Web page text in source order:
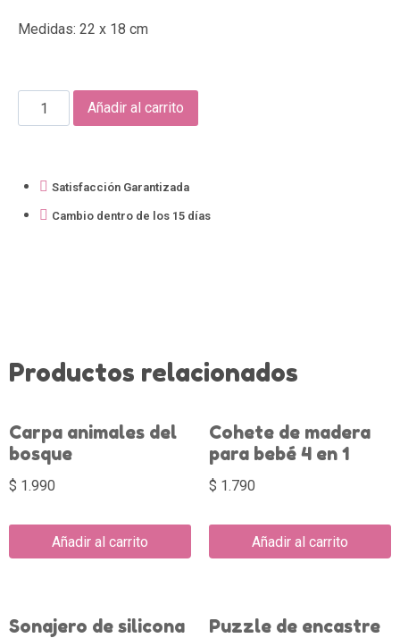
Medidas: 22 x 18 cm
Añadir al carrito
Satisfacción Garantizada
Cambio dentro de los 15 días
Productos relacionados
Carpa animales del
bosque
$ 1.990
Añadir al carrito
Cohete de madera
para bebé 4 en 1
$ 1.790
Añadir al carrito
Sonajero de silicona Puzzle de encastre